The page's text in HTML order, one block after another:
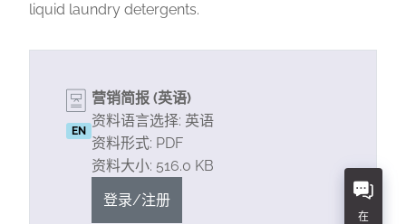
liquid laundry detergents.
EN
营销简报 (英语)
资料语言选择: 英语
资料形式: PDF
资料大小: 516.0 KB
登录/注册
在